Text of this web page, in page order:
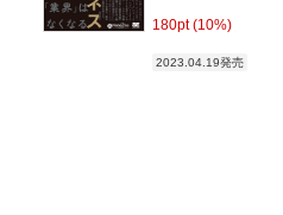
180pt (10%)
2023.04.19発売